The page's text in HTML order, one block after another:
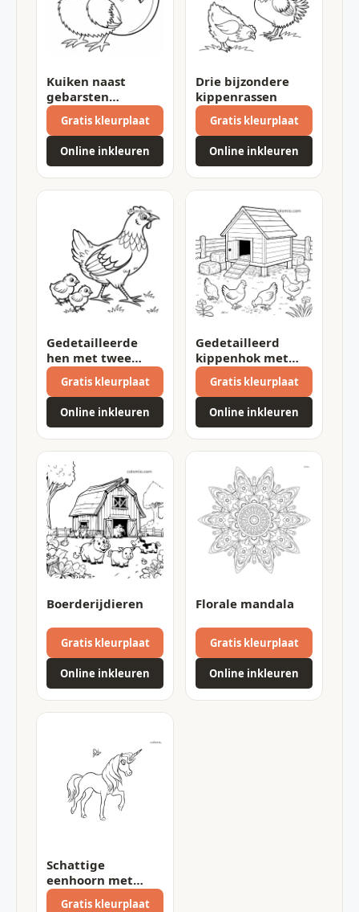
Kuiken naast
gebarsten
eierschaal
Gratis kleurplaat
Online inkleuren
Drie bijzondere
kippenrassen
Gratis kleurplaat
Online inkleuren
Gedetailleerde
hen met twee
kuikens
Gratis kleurplaat
Online inkleuren
Gedetailleerd
kippenhok met
vier kippen
Gratis kleurplaat
Online inkleuren
Boerderijdieren
Gratis kleurplaat
Online inkleuren
Florale mandala
Gratis kleurplaat
Online inkleuren
Schattige
eenhoorn met
vlinder
Gratis kleurplaat